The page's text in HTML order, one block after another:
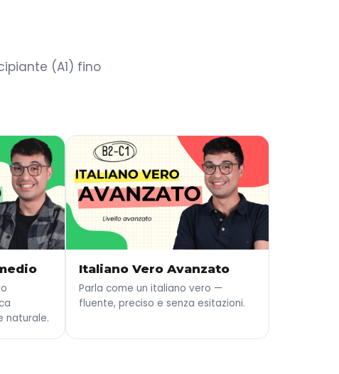
(A1) fino
naturale.
Italiano Vero Avanzato
Parla come un italiano vero —
fluente, preciso e senza esitazioni.